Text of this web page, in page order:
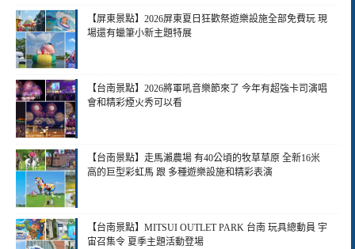
【屏東景點】2026屏東夏日狂歡祭遊樂設施全部免費玩 現
場還有蠟筆小新主題特展
【台南景點】2026將軍吼音樂節來了 今年有超強卡司演唱
會和精彩煙火秀可以看
【台南景點】走馬瀨農場 有40公頃的牧草草原 全新16米
高的巨型彩虹馬 跟 多種遊樂設施和精彩表演
【台南景點】MITSUI OUTLET PARK 台南 玩具總動員 宇
宙召集令 夏季主題活動登場